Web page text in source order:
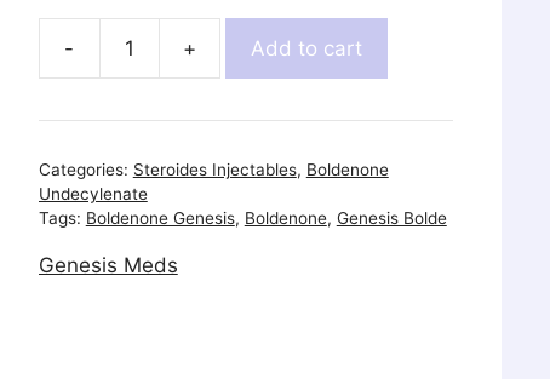
Boldenone
Bolde
quantity
Add to cart
Categories: Steroides Injectables, Boldenone
Undecylenate
Tags: Boldenone Genesis, Boldenone, Genesis Bolde
Genesis Meds